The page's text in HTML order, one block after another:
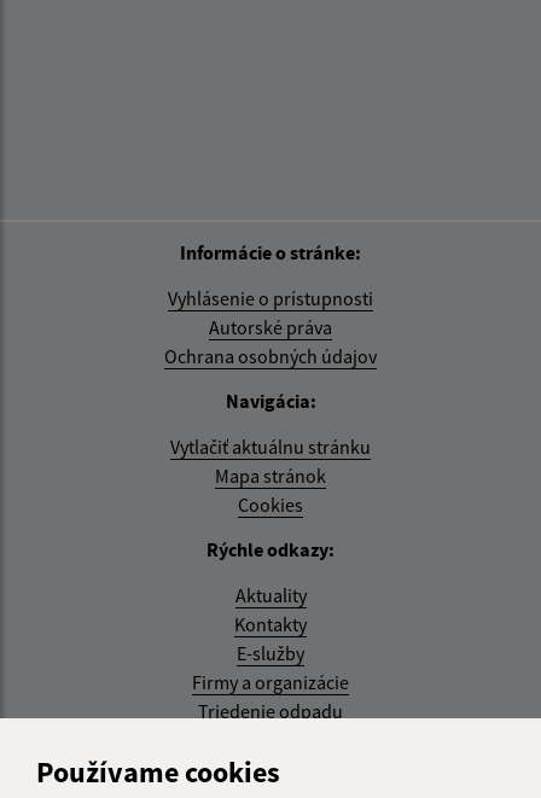
Používame cookies
Informácie o stránke:
Vyhlásenie o prístupnosti
Autorské práva
Ochrana osobných údajov
Navigácia:
Vytlačiť aktuálnu stránku
Mapa stránok
Cookies
Rýchle odkazy:
Aktuality
Kontakty
E-služby
Firmy a organizácie
Triedenie odpadu
Aktualizované: